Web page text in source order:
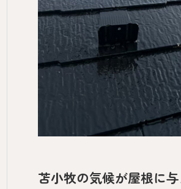
苫小牧の気候が屋根に